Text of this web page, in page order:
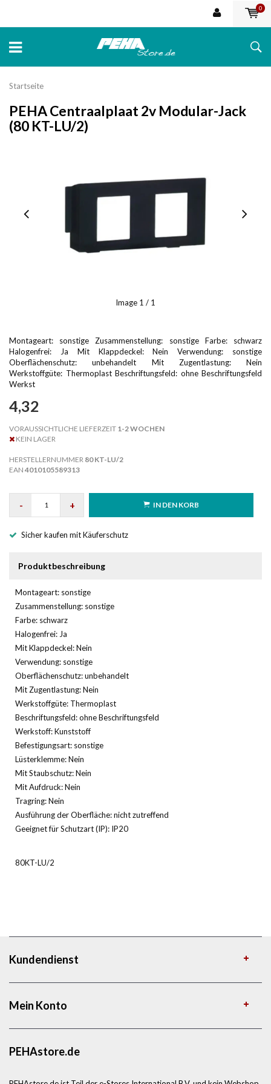
0
Startseite
PEHA Centraalplaat 2v Modular-Jack
(80 KT-LU/2)
Image 1 / 1
Montageart: sonstige Zusammenstellung: sonstige Farbe: schwarz
Halogenfrei: Ja Mit Klappdeckel: Nein Verwendung: sonstige
Oberflächenschutz: unbehandelt Mit Zugentlastung: Nein
Werkstoffgüte: Thermoplast Beschriftungsfeld: ohne Beschriftungsfeld
Werkst
4,32
VORAUSSICHTLICHE LIEFERZEIT 1-2 WOCHEN
KEIN LAGER
HERSTELLERNUMMER 80 KT-LU/2
EAN 4010105589313
- + IN DEN KORB
Sicher kaufen mit Käuferschutz
Produktbeschreibung
Montageart: sonstige
Zusammenstellung: sonstige
Farbe: schwarz
Halogenfrei: Ja
Mit Klappdeckel: Nein
Verwendung: sonstige
Oberflächenschutz: unbehandelt
Mit Zugentlastung: Nein
Werkstoffgüte: Thermoplast
Beschriftungsfeld: ohne Beschriftungsfeld
Werkstoff: Kunststoff
Befestigungsart: sonstige
Lüsterklemme: Nein
Mit Staubschutz: Nein
Mit Aufdruck: Nein
Tragring: Nein
Ausführung der Oberfläche: nicht zutreffend
Geeignet für Schutzart (IP): IP20
80KT-LU/2
Kundendienst
Mein Konto
PEHAstore.de